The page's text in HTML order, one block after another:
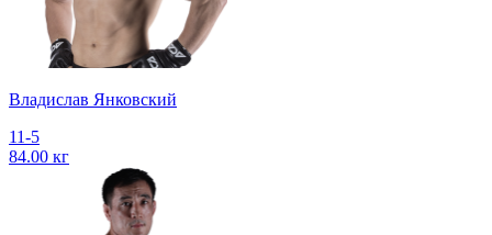
Владислав Янковский
11-5
84.00 кг